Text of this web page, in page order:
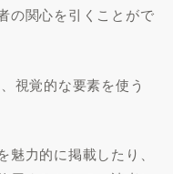
の関心を引くことがで
視覚的な要素を使う
力的に掲載したり、